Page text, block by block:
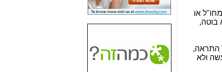
או
בוטה,
התראה,
ולא
האם השר איוב קרא
היה צריך בכלל לחתום
על האישור, שנתן
האם ביבי וקרא קבלו
בכלל תמורה עבור
ההטבות הרגולטוריות